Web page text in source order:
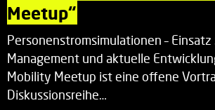
Meetup“
Personenstromsimulationen – Einsatz
Management und aktuelle
Mobility Meetup ist eine offene
Diskussionsreihe…